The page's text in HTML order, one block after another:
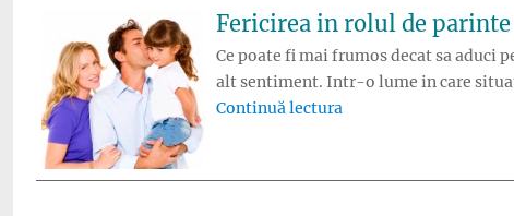
Fericirea in rolul de parinte
Ce poate fi mai frumos decat sa aduci
alt sentiment. Intr-o lume in care
Continuă lectura